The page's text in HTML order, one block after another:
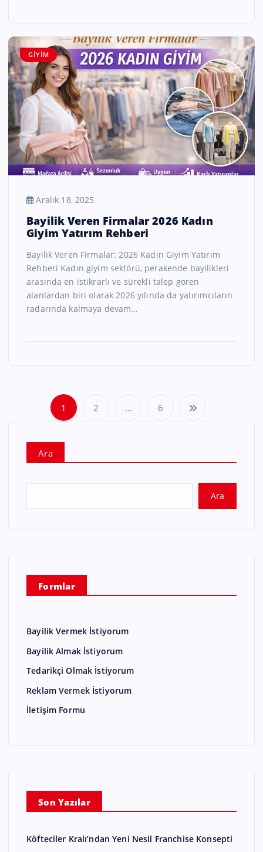
GIYIM
Aralık 18, 2025
Bayilik Veren Firmalar 2026 Kadın
Giyim Yatırım Rehberi
Bayilik Veren Firmalar: 2026 Kadın Giyim Yatırım
Rehberi Kadın giyim sektörü, perakende bayilikleri
arasında en istikrarlı ve sürekli talep gören
alanlardan biri olarak 2026 yılında da yatırımcıların
radarında kalmaya devam…
1 2 … 6
Ara
Ara
Formlar
Bayilik Vermek İstiyorum
Bayilik Almak İstiyorum
Tedarikçi Olmak İstiyorum
Reklam Vermek İstiyorum
İletişim Formu
Son Yazılar
Köfteciler Kralı’ndan Yeni Nesil Franchise Konsepti